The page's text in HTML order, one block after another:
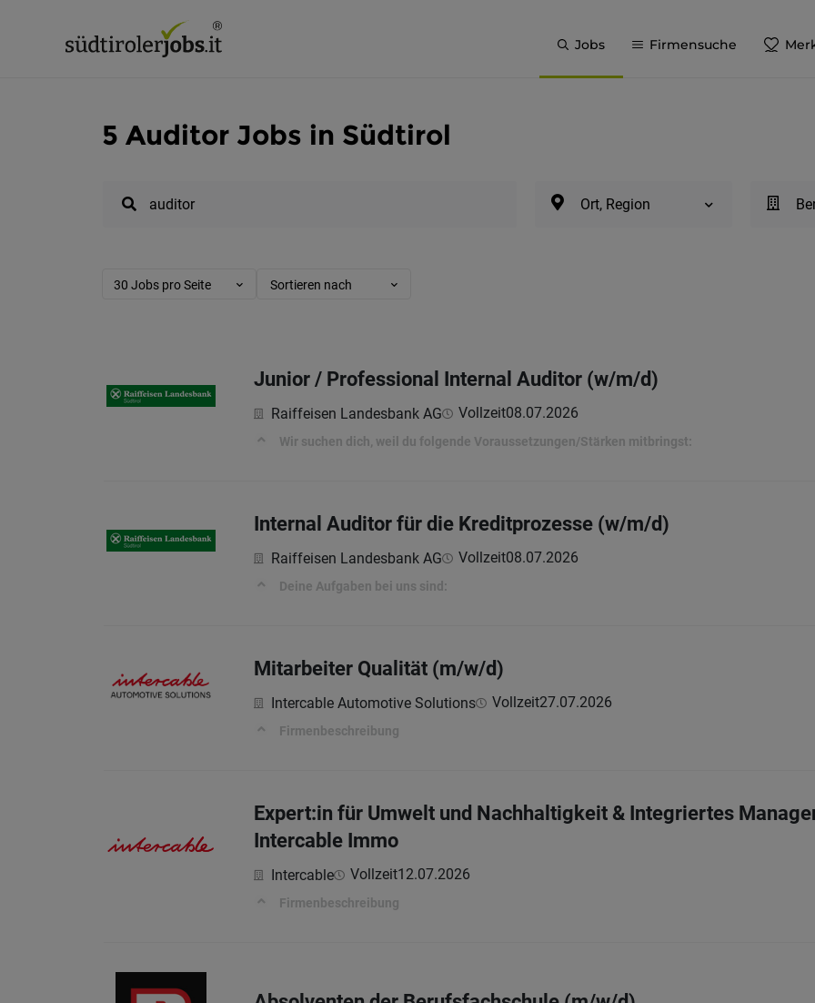
Jobs Firmensuche
5 Auditor Jobs in Südtirol
Ort, Region
30 Jobs pro Seite Sortieren nach
Junior / Professional Internal Auditor (w/m/d)
Raiffeisen Landesbank AG Vollzeit08.07.2026
Wir suchen dich, weil du folgende Voraussetzungen/Stärken mitbringst:
Internal Auditor für die Kreditprozesse (w/m/d)
Raiffeisen Landesbank AG Vollzeit08.07.2026
Deine Aufgaben bei uns sind:
Mitarbeiter Qualität (m/w/d)
Intercable Automotive Solutions Vollzeit27.07.2026
Firmenbeschreibung
Expert:in für Umwelt und Nachhaltigkeit & Integriertes
Intercable Immo
Intercable Vollzeit12.07.2026
Firmenbeschreibung